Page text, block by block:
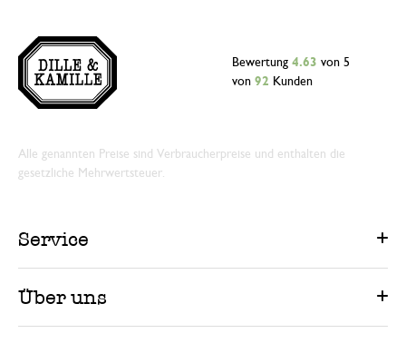
Bewertung 4.63 von 5
von 92 Kunden
Alle genannten Preise sind Verbraucherpreise und enthalten die
gesetzliche Mehrwertsteuer.
Service
Über uns